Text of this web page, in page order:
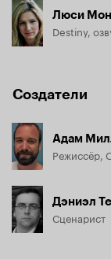
Люси
Destiny,
Создатели
Адам
Режиссёр,
Дэниэл
Сценарист